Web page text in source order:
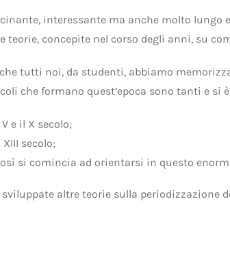
interessante ma anche molto lungo
concepite nel corso degli anni, su
tutti noi, da studenti, abbiamo
che formano quest’epoca sono tanti e
e il X secolo;
secolo;
si comincia ad orientarsi in questo
altre teorie sulla periodizzazione